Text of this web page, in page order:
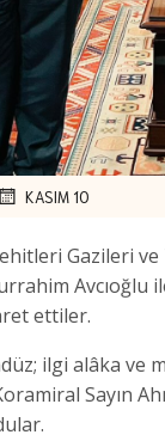
KASIM 10
Gazileri
Avcıoğlu
ettiler.
ilgi alâka
Sayın